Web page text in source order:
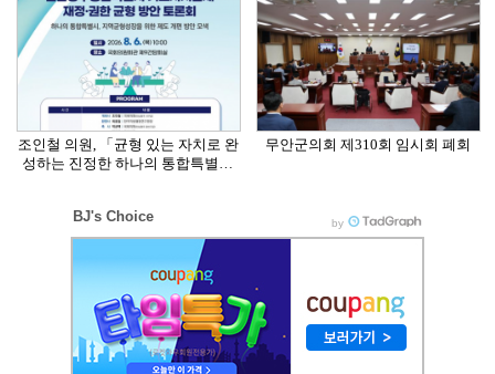
조인철 의원, 「균형 있는 자치로 완
성하는 진정한 하나의 통합특별…
무안군의회 제310회 임시회 폐회